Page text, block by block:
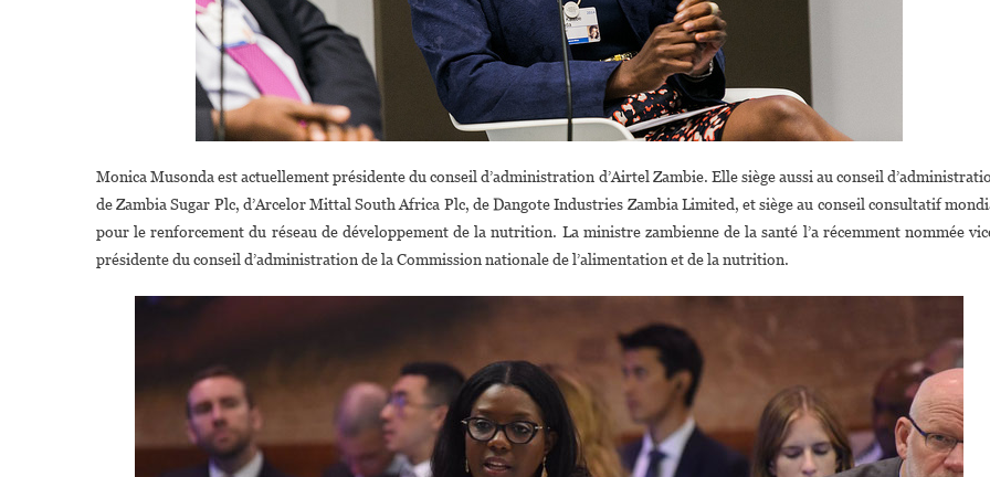
Monica Musonda est actuellement présidente du conseil d’administration d’Airtel Zambie. Elle siège aussi au conseil
de Zambia Sugar Plc, d’Arcelor Mittal South Africa Plc, de Dangote Industries Zambia Limited, et siège au conseil consultatif
pour le renforcement du réseau de développement de la nutrition. La ministre zambienne de la santé l’a récemment nommée
présidente du conseil d’administration de la Commission nationale de l’alimentation et de la nutrition.